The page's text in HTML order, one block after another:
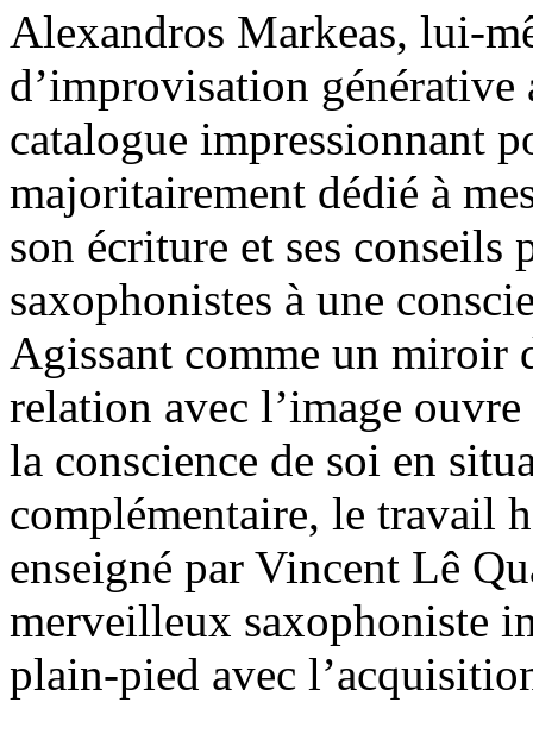
Alexandros Markeas, lui-
d’improvisation générative
catalogue impressionnant
majoritairement dédié à
son écriture et ses conseils
saxophonistes à une
Agissant comme un miroir
relation avec l’image
la conscience de soi en
complémentaire, le travail
enseigné par Vincent Lê
merveilleux saxophoniste
plain-pied avec